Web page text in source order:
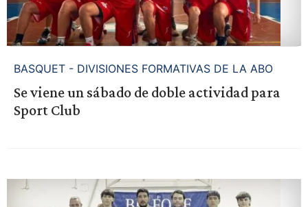
BASQUET - DIVISIONES FORMATIVAS DE LA ABO
Se viene un sábado de doble actividad para
Sport Club